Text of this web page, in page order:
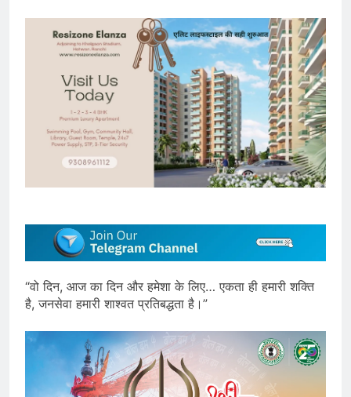
“वो दिन, आज का दिन और हमेशा के लिए… एकता ही हमारी शक्ति
है, जनसेवा हमारी शाश्वत प्रतिबद्धता है।”